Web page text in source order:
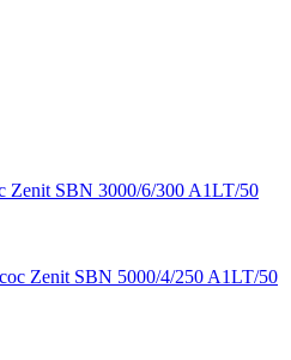
SBN 3000/6/300 A1LT/50